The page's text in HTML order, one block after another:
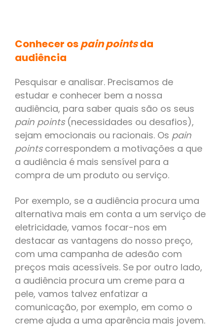
Conhecer ospain pointsda
audiência
Pesquisar e analisar. Precisamos de
estudar e conhecer bem a nossa
audiência, para saber quais são os seus
pain points (necessidades ou desafios),
sejam emocionais ou racionais. Os pain
pointscorrespondem a motivações a que
a audiência é mais sensível para a
compra de um produto ou serviço.
Por exemplo, se a audiência procura uma
alternativa mais em conta a um serviço de
eletricidade, vamos focar-nos em
destacar as vantagens do nosso preço,
com uma campanha de adesão com
preços mais acessíveis. Se por outro lado,
a audiência procura um creme para a
pele, vamos talvez enfatizar a
comunicação, por exemplo, em como o
creme ajuda a uma aparência mais jovem.